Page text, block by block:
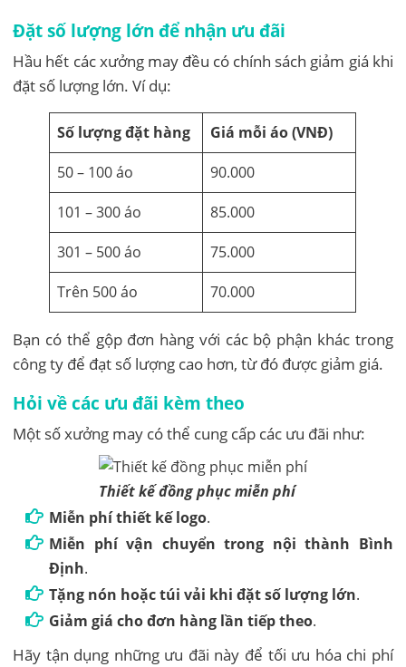
Đặt số lượng lớn để nhận ưu đãi
Hầu hết các xưởng may đều có chính sách giảm giá khi
đặt số lượng lớn. Ví dụ:
Số lượng đặt hàng
Giá mỗi áo (VNĐ)
50 – 100 áo
90.000
101 – 300 áo
85.000
301 – 500 áo
75.000
Trên 500 áo
70.000
Bạn có thể gộp đơn hàng với các bộ phận khác trong
công ty để đạt số lượng cao hơn, từ đó được giảm giá.
Hỏi về các ưu đãi kèm theo
Một số xưởng may có thể cung cấp các ưu đãi như:
Thiết kế đồng phục miễn phí
Miễn phí thiết kế logo.
Miễn phí vận chuyển trong nội thành Bình
Định.
Tặng nón hoặc túi vải khi đặt số lượng lớn.
Giảm giá cho đơn hàng lần tiếp theo.
Hãy tận dụng những ưu đãi này để tối ưu hóa chi phí